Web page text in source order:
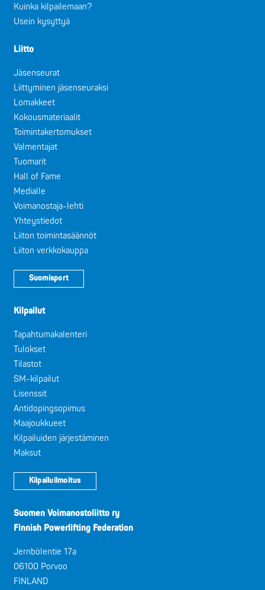
Kuinka kilpailemaan?
Usein kysyttyä
Liitto
Jäsenseurat
Liittyminen jäsenseuraksi
Lomakkeet
Kokousmateriaalit
Toimintakertomukset
Valmentajat
Tuomarit
Hall of Fame
Medialle
Voimanostaja-lehti
Yhteystiedot
Liiton toimintasäännöt
Liiton verkkokauppa
Suomisport
Kilpailut
Tapahtumakalenteri
Tulokset
Tilastot
SM-kilpailut
Lisenssit
Antidopingsopimus
Maajoukkueet
Kilpailuiden järjestäminen
Maksut
Kilpailuilmoitus
Suomen Voimanostoliitto ry
Finnish Powerlifting Federation
Jernbölentie 17a
06100 Porvoo
FINLAND